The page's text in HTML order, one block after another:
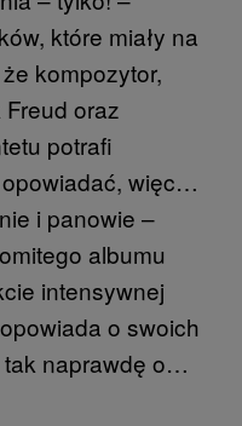
które miały na
kompozytor,
oraz
potrafi
opowiadać, więc…
i panowie –
albumu
intensywnej
o swoich
naprawdę o…